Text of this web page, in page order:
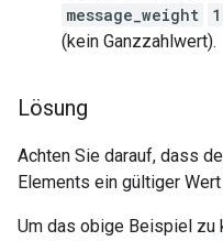
message_weight
(kein Ganzzahlwert).
Lösung
Achten Sie darauf, dass
Elements ein gültiger
Um das obige Beispiel zu